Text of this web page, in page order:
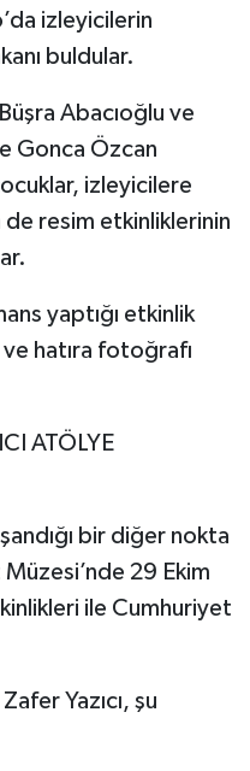
izleyicilerin
buldular.
Abacıoğlu ve
Gonca Özcan
izleyicilere
de resim etkinliklerinin
yaptığı etkinlik
hatıra fotoğrafı
ATÖLYE
bir diğer nokta
29 Ekim
ile Cumhuriyet
Yazıcı, şu